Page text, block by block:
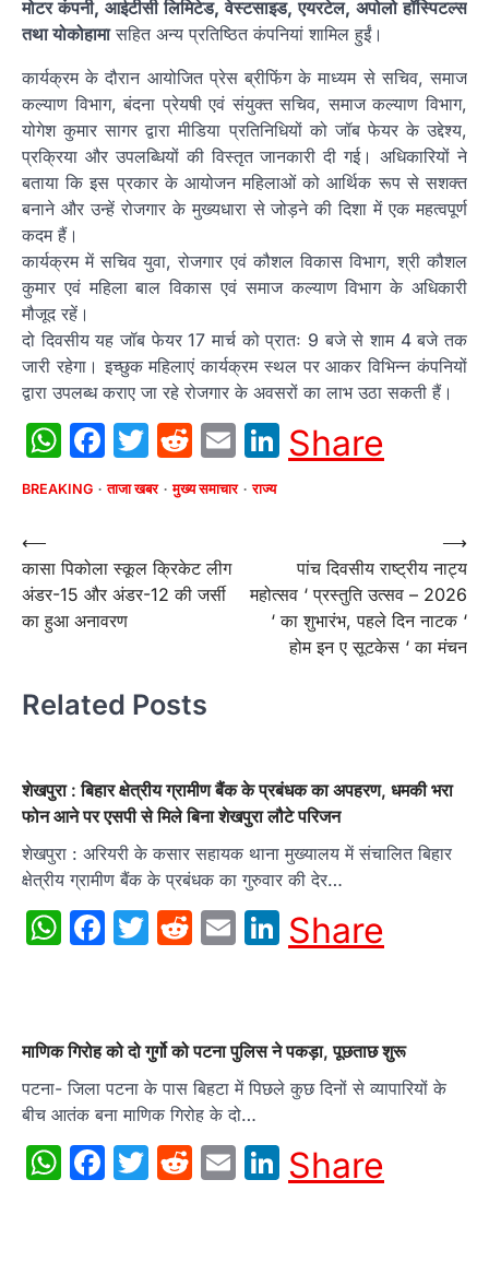
मोटर कंपनी, आईटीसी लिमिटेड, वेस्टसाइड, एयरटेल, अपोलो हॉस्पिटल्स
तथा योकोहामासहित अन्य प्रतिष्ठित कंपनियां शामिल हुईं।
कार्यक्रम के दौरान आयोजित प्रेस ब्रीफिंग के माध्यम से सचिव, समाज
कल्याण विभाग, बंदना प्रेयषी एवं संयुक्त सचिव, समाज कल्याण विभाग,
योगेश कुमार सागर द्वारा मीडिया प्रतिनिधियों को जॉब फेयर के उद्देश्य,
प्रक्रिया और उपलब्धियों की विस्तृत जानकारी दी गई। अधिकारियों ने
बताया कि इस प्रकार के आयोजन महिलाओं को आर्थिक रूप से सशक्त
बनाने और उन्हें रोजगार के मुख्यधारा से जोड़ने की दिशा में एक महत्वपूर्ण
कदम हैं।
कार्यक्रम में सचिव युवा, रोजगार एवं कौशल विकास विभाग, श्री कौशल
कुमार एवं महिला बाल विकास एवं समाज कल्याण विभाग के अधिकारी
मौजूद रहें।
दो दिवसीय यह जॉब फेयर 17 मार्च को प्रातः 9 बजे से शाम 4 बजे तक
जारी रहेगा। इच्छुक महिलाएं कार्यक्रम स्थल पर आकर विभिन्न कंपनियों
द्वारा उपलब्ध कराए जा रहे रोजगार के अवसरों का लाभ उठा सकती हैं।
WhatsApp
Facebook
Twitter
Reddit
EmailLinkedIn
Share
BREAKING ताजा खबर मुख्य समाचार राज्य
Post
navigation
⟵
कासा पिकोला स्कूल क्रिकेट लीग
अंडर-15 और अंडर-12 की जर्सी
का हुआ अनावरण
पांच दिवसीय राष्ट्रीय नाट्य
महोत्सव ‘ प्रस्तुति उत्सव – 2026
‘ का शुभारंभ, पहले दिन नाटक ‘
होम इन ए सूटकेस ‘ का मंचन
⟶
Related Posts
शेखपुरा : बिहार क्षेत्रीय ग्रामीण बैंक के प्रबंधक का अपहरण, धमकी भरा
फोन आने पर एसपी से मिले बिना शेखपुरा लौटे परिजन
शेखपुरा : अरियरी के कसार सहायक थाना मुख्यालय में संचालित बिहार
क्षेत्रीय ग्रामीण बैंक के प्रबंधक का गुरुवार की देर…
WhatsApp
Facebook
Twitter
Reddit
EmailLinkedIn
Share
माणिक गिरोह को दो गुर्गो को पटना पुलिस ने पकड़ा, पूछताछ शुरू
पटना- जिला पटना के पास बिहटा में पिछले कुछ दिनों से व्यापारियों के
बीच आतंक बना माणिक गिरोह के दो…
WhatsApp
Facebook
Twitter
Reddit
EmailLinkedIn
Share